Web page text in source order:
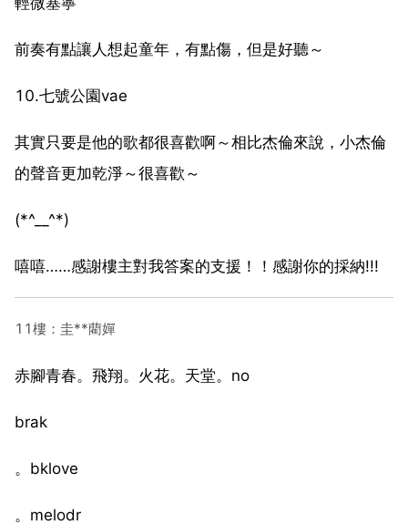
前奏有點讓人想起童年，有點傷，但是好聽～
10.七號公園vae
其實只要是他的歌都很喜歡啊～相比杰倫來說，小杰倫
的聲音更加乾淨～很喜歡～
(*^__^*)
嘻嘻……感謝樓主對我答案的支援！！感謝你的採納!!!
11樓：圭**藺嬋
赤腳青春。飛翔。火花。天堂。no
brak
。bklove
。melodr